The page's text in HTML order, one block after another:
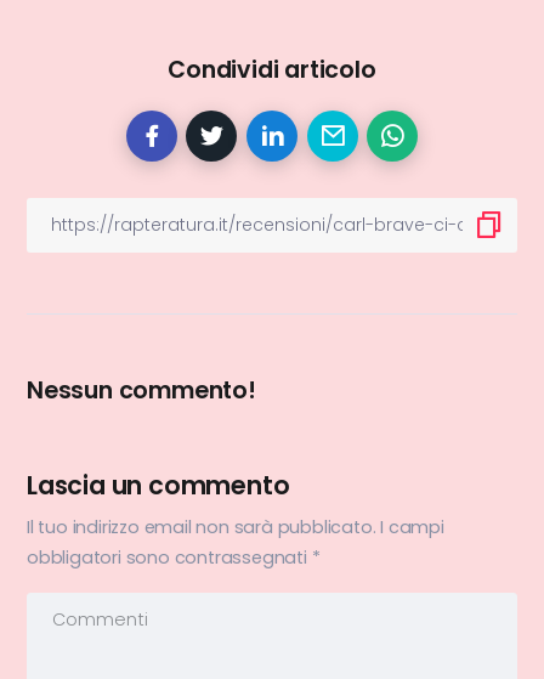
Condividi articolo
Nessun commento!
Lascia un commento
Il tuo indirizzo email non sarà pubblicato. I campi
obbligatori sono contrassegnati *